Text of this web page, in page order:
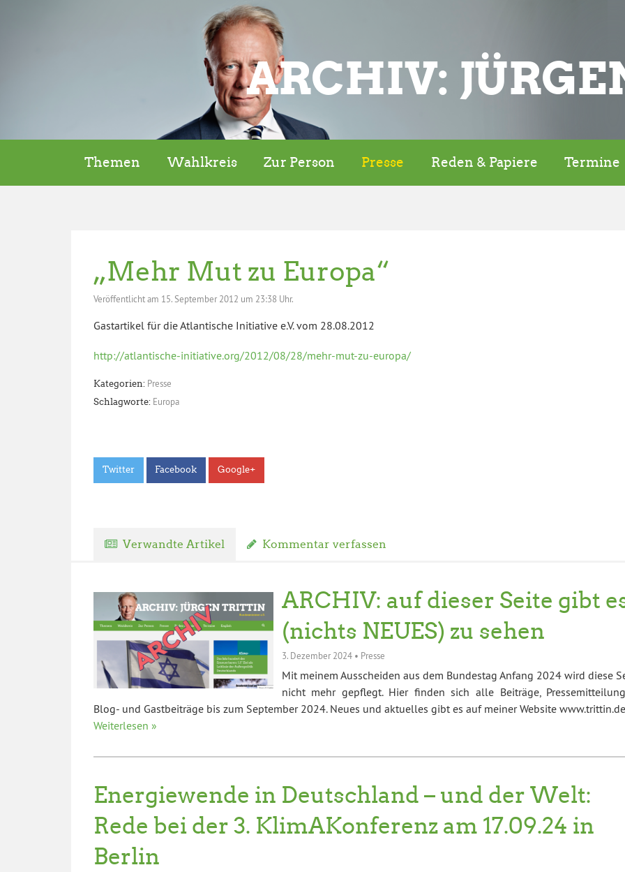
ARCHIV:
Themen Wahlkreis Zur Person Presse Reden & Papiere Termine
„Mehr Mut zu Europa“
Veröffentlicht am 15. September 2012 um 23:38 Uhr.
Gastartikel für die Atlantische Initiative e.V. vom 28.08.2012
http://atlantische-initiative.org/2012/08/28/mehr-mut-zu-europa/
Kategorien: Presse
Schlagworte: Europa
Twitter Facebook Google+
Verwandte Artikel Kommentar verfassen
ARCHIV: auf dieser Seite gibt
(nichts NEUES) zu sehen
3. Dezember 2024• Presse
Mit meinem Ausscheiden aus dem Bundestag Anfang 2024 wird diese
nicht mehr gepflegt. Hier finden sich alle Beiträge,
Blog- und Gastbeiträge bis zum September 2024. Neues und aktuelles gibt es auf meiner Website www.trittin.de
Weiterlesen »
Energiewende in Deutschland – und der Welt:
Rede bei der 3. KlimAKonferenz am 17.09.24 in
Berlin